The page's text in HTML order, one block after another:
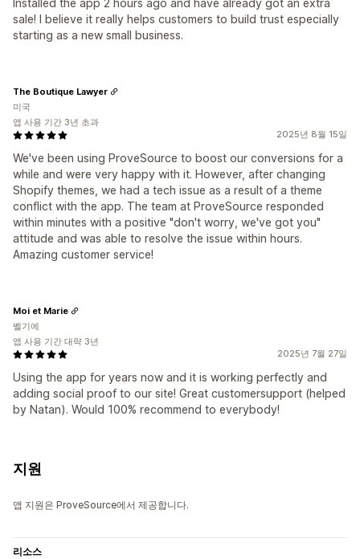
Installed the app 2 hours ago and have already got an extra
sale! I believe it really helps customers to build trust especially
starting as a new small business.
2025년 8월 15일
We've been using ProveSource to boost our conversions for a
while and were very happy with it. However, after changing
Shopify themes, we had a tech issue as a result of a theme
conflict with the app. The team at ProveSource responded
within minutes with a positive "don't worry, we've got you"
attitude and was able to resolve the issue within hours.
Amazing customer service!
The Boutique Lawyer
미국
앱 사용 기간 3년 초과
2025년 7월 27일
Using the app for years now and it is working perfectly and
adding social proof to our site! Great customersupport (helped
by Natan). Would 100% recommend to everybody!
Moi et Marie
벨기에
앱 사용 기간 대략 3년
지원
앱 지원은 ProveSource에서 제공합니다.
리소스